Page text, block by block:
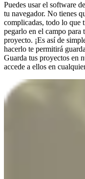
Puedes usar el software
tu navegador. No tienes
complicadas, todo lo que
pegarlo en el campo para
proyecto. ¡Es así de
hacerlo te permitirá
Guarda tus proyectos en
accede a ellos en